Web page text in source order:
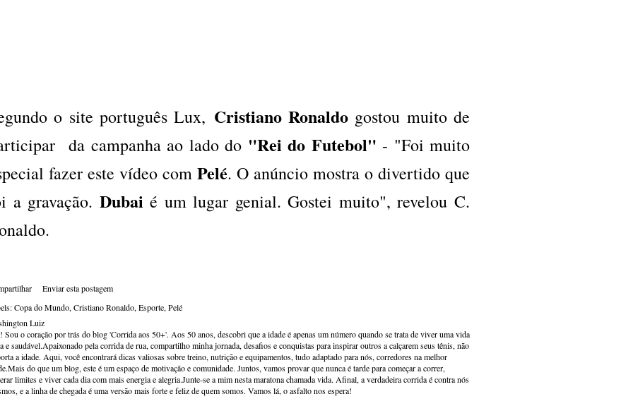
o site português Lux, Cristiano Ronaldo gostou muito de
da campanha ao lado do "Rei do Futebol" - "Foi muito
fazer este vídeo com Pelé. O anúncio mostra o divertido que
a gravação. Dubai é um lugar genial. Gostei muito", revelou C.
Enviar esta postagem
Copa do Mundo Cristiano Ronaldo Esporte Pelé
Luiz
Sou o coração por trás do blog 'Corrida aos 50+'. Aos 50 anos, descobri que a idade é apenas um número quando se trata de viver uma vida
e saudável.Apaixonado pela corrida de rua, compartilho minha jornada, desafios e conquistas para inspirar outros a calçarem seus tênis, não
a idade. Aqui, você encontrará dicas valiosas sobre treino, nutrição e equipamentos, tudo adaptado para nós, corredores na melhor
do que um blog, este é um espaço de motivação e comunidade. Juntos, vamos provar que nunca é tarde para começar a correr,
limites e viver cada dia com mais energia e alegria.Junte-se a mim nesta maratona chamada vida. Afinal, a verdadeira corrida é contra nós
e a linha de chegada é uma versão mais forte e feliz de quem somos. Vamos lá, o asfalto nos espera!